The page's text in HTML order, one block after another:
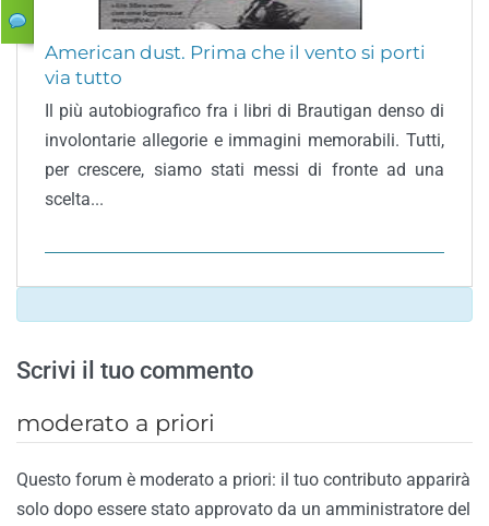
American dust. Prima che il vento si porti
via tutto
Il più autobiografico fra i libri di Brautigan denso di
involontarie allegorie e immagini memorabili. Tutti,
per crescere, siamo stati messi di fronte ad una
scelta...
Scrivi il tuo commento
moderato a priori
Questo forum è moderato a priori: il tuo contributo apparirà
solo dopo essere stato approvato da un amministratore del